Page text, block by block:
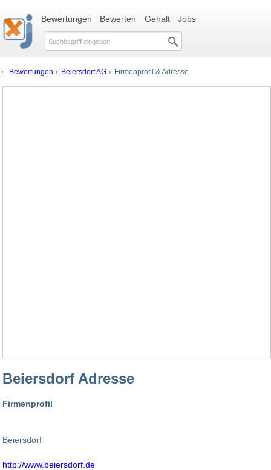
Bewertungen Bewerten Gehalt Jobs
Bewertungen Beiersdorf AG Firmenprofil & Adresse
Beiersdorf Adresse
Firmenprofil
Beiersdorf
http://www.beiersdorf.de